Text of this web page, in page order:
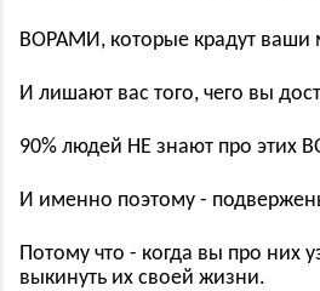
ВОРАМИ, которые крадут ваши
И лишают вас того, чего вы
90% людей НЕ знают про этих
И именно поэтому -
Потому что - когда вы про них
выкинуть их своей жизни.